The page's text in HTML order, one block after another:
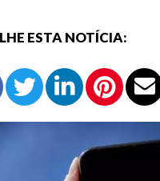
ESTA NOTÍCIA: